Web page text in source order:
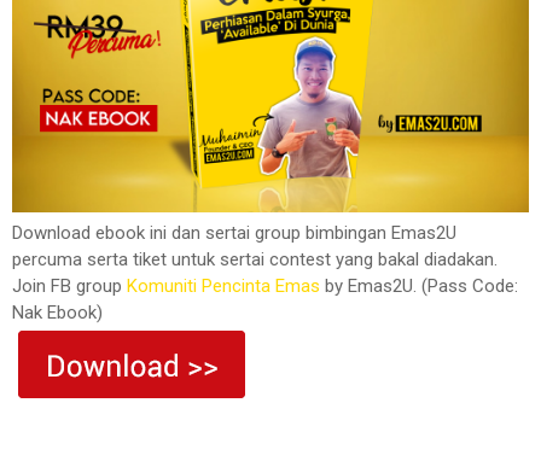
Download ebook ini dan sertai group bimbingan Emas2U
percuma serta tiket untuk sertai contest yang bakal diadakan.
Join FB group Komuniti Pencinta Emas by Emas2U. (Pass Code:
Nak Ebook)